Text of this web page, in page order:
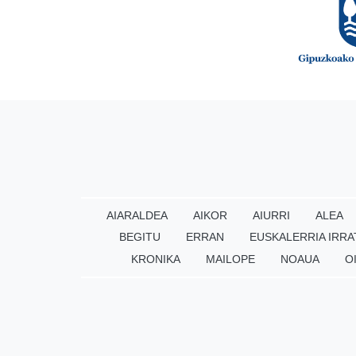
AIARALDEA AIKOR AIURRI ALEA
BEGITU
ERRAN EUSKALERRIA
KRONIKA
MAILOPE NOAUA